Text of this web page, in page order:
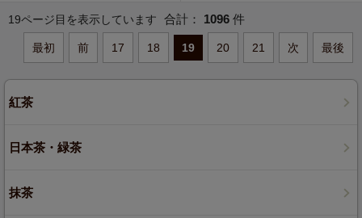
19ページ目を表示しています 合計： 1096 件
最初 前 17 18 19 20 21 次 最後
紅茶
日本茶・緑茶
抹茶